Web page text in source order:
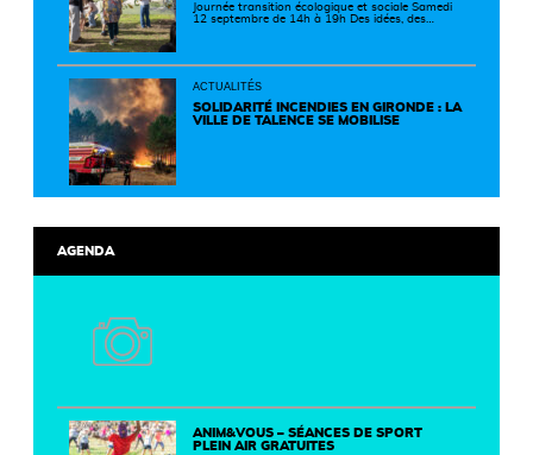
Journée transition écologique et sociale Samedi
12 septembre de 14h à 19h Des idées, des
un territoire plus durable et solidaire.
ACTUALITÉS
SOLIDARITÉ INCENDIES EN GIRONDE : LA
VILLE DE TALENCE SE MOBILISE
AGENDA
ANIM&VOUS – SÉANCES DE SPORT
PLEIN AIR GRATUITES